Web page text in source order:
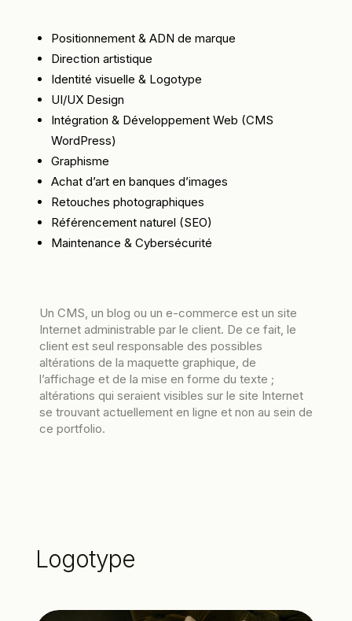
Positionnement & ADN de marque
Direction artistique
Identité visuelle & Logotype
UI/UX Design
Intégration & Développement Web (CMS
WordPress)
Graphisme
Achat d’art en banques d’images
Retouches photographiques
Référencement naturel (SEO)
Maintenance & Cybersécurité
Un CMS, un blog ou un e-commerce est un site
Internet administrable par le client. De ce fait, le
client est seul responsable des possibles
altérations de la maquette graphique, de
l’affichage et de la mise en forme du texte ;
altérations qui seraient visibles sur le site Internet
se trouvant actuellement en ligne et non au sein de
ce portfolio.
Logotype